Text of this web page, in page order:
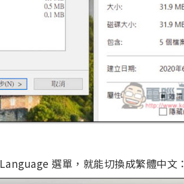
選單，就能切換成繁體中文：